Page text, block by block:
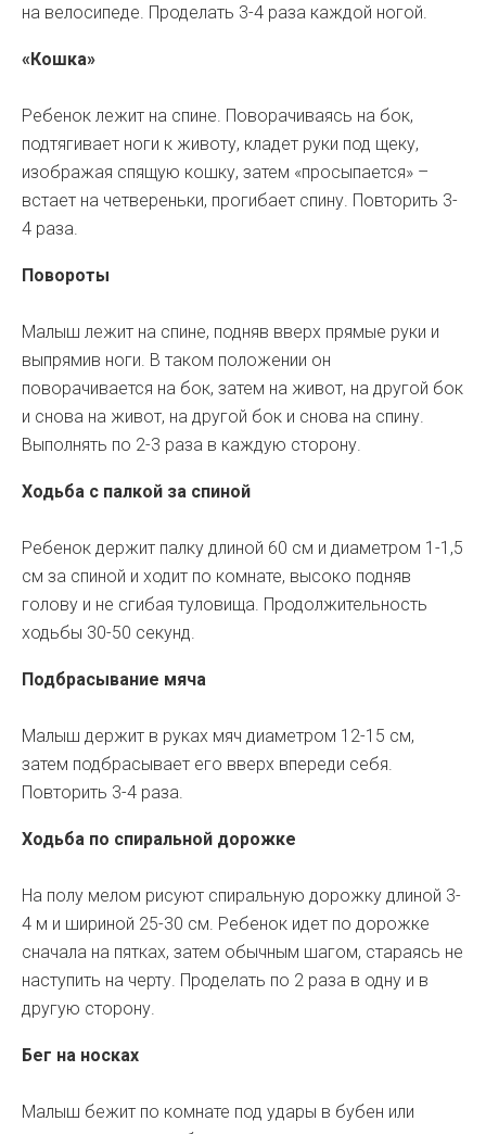
на велосипеде. Проделать 3-4 раза каждой ногой.
«Кошка»
Ребенок лежит на спине. Поворачиваясь на бок,
подтягивает ноги к животу, кладет руки под щеку,
изображая спящую кошку, затем «просыпается» –
встает на четвереньки, прогибает спину. Повторить 3-
4 раза.
Повороты
Малыш лежит на спине, подняв вверх прямые руки и
выпрямив ноги. В таком положении он
поворачивается на бок, затем на живот, на другой бок
и снова на живот, на другой бок и снова на спину.
Выполнять по 2-3 раза в каждую сторону.
Ходьба с палкой за спиной
Ребенок держит палку длиной 60 см и диаметром 1-1,5
см за спиной и ходит по комнате, высоко подняв
голову и не сгибая туловища. Продолжительность
ходьбы 30-50 секунд.
Подбрасывание мяча
Малыш держит в руках мяч диаметром 12-15 см,
затем подбрасывает его вверх впереди себя.
Повторить 3-4 раза.
Ходьба по спиральной дорожке
На полу мелом рисуют спиральную дорожку длиной 3-
4 м и шириной 25-30 см. Ребенок идет по дорожке
сначала на пятках, затем обычным шагом, стараясь не
наступить на черту. Проделать по 2 раза в одну и в
другую сторону.
Бег на носках
Малыш бежит по комнате под удары в бубен или